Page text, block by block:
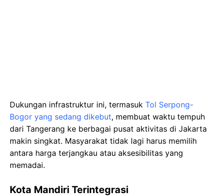
Dukungan infrastruktur ini, termasuk Tol Serpong-
Bogor yang sedang dikebut, membuat waktu tempuh
dari Tangerang ke berbagai pusat aktivitas di Jakarta
makin singkat. Masyarakat tidak lagi harus memilih
antara harga terjangkau atau aksesibilitas yang
memadai.
Kota Mandiri Terintegrasi